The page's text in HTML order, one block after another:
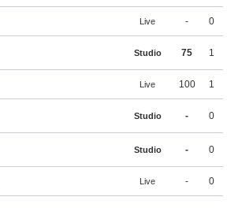
Live - 0
Studio 75 1
Live 100 1
Studio - 0
Studio - 0
Live - 0